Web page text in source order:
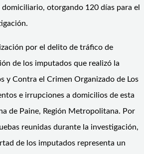
otorgando 120 días para el
por el delito de tráfico de
de los imputados que realizó la
y Contra el Crimen Organizado de Los
e irrupciones a domicilios de esta
de Paine, Región Metropolitana. Por
reunidas durante la investigación,
de los imputados representa un